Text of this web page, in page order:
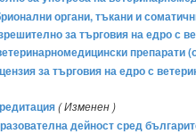
органи, тъкани и
за търговия на едро с
препарати
за търговия на едро с
( Изменен )
дейност сред